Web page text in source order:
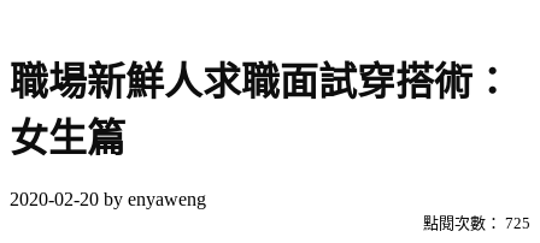
職場新鮮人求職面試穿搭術：
女生篇
2020-02-20 by enyaweng
點閱次數： 725